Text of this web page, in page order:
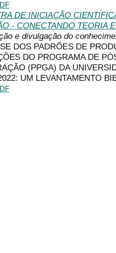
DE INICIAÇÃO
- CONECTANDO TEORIA
e divulgação do
DOS PADRÕES DE
DO PROGRAMA DE
(PPGA) DA
UM LEVANTAMENTO